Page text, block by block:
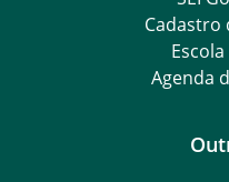
Cadastro
Agenda